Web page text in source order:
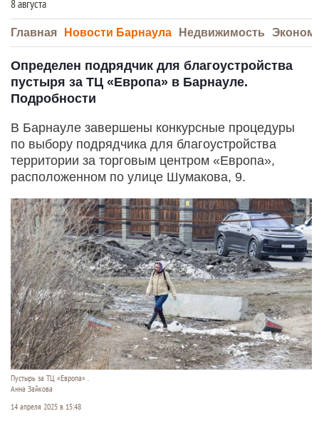
8 августа
Главная Новости Барнаула Недвижимость
Определен подрядчик для благоустройства
пустыря за ТЦ «Европа» в Барнауле.
Подробности
В Барнауле завершены конкурсные процедуры
по выбору подрядчика для благоустройства
территории за торговым центром «Европа»,
расположенном по улице Шумакова, 9.
Пустырь за ТЦ «Европа» .
Анна Зайкова
14 апреля 2025 в 15:48